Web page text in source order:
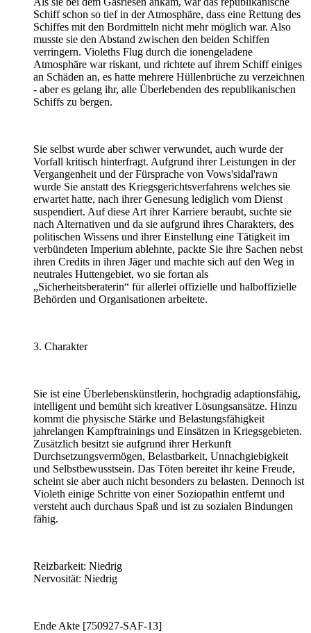
Schiff schon so tief in der Atmosphäre, dass eine Rettung des
Schiffes mit den Bordmitteln nicht mehr möglich war. Also
musste sie den Abstand zwischen den beiden Schiffen
verringern. Violeths Flug durch die ionengeladene
Atmosphäre war riskant, und richtete auf ihrem Schiff einiges
an Schäden an, es hatte mehrere Hüllenbrüche zu verzeichnen
- aber es gelang ihr, alle Überlebenden des republikanischen
Schiffs zu bergen.
Sie selbst wurde aber schwer verwundet, auch wurde der
Vorfall kritisch hinterfragt. Aufgrund ihrer Leistungen in der
Vergangenheit und der Fürsprache von Vows'sidal'rawn
wurde Sie anstatt des Kriegsgerichtsverfahrens welches sie
erwartet hatte, nach ihrer Genesung lediglich vom Dienst
suspendiert. Auf diese Art ihrer Karriere beraubt, suchte sie
nach Alternativen und da sie aufgrund ihres Charakters, des
politischen Wissens und ihrer Einstellung eine Tätigkeit im
verbündeten Imperium ablehnte, packte Sie ihre Sachen nebst
ihren Credits in ihren Jäger und machte sich auf den Weg in
neutrales Huttengebiet, wo sie fortan als
„Sicherheitsberaterin“ für allerlei offizielle und halboffizielle
Behörden und Organisationen arbeitete.
3. Charakter
Sie ist eine Überlebenskünstlerin, hochgradig adaptionsfähig,
intelligent und bemüht sich kreativer Lösungsansätze. Hinzu
kommt die physische Stärke und Belastungsfähigkeit
jahrelangen Kampftrainings und Einsätzen in Kriegsgebieten.
Zusätzlich besitzt sie aufgrund ihrer Herkunft
Durchsetzungsvermögen, Belastbarkeit, Unnachgiebigkeit
und Selbstbewusstsein. Das Töten bereitet ihr keine Freude,
scheint sie aber auch nicht besonders zu belasten. Dennoch ist
Violeth einige Schritte von einer Soziopathin entfernt und
versteht auch durchaus Spaß und ist zu sozialen Bindungen
fähig.
Reizbarkeit: Niedrig
Nervosität: Niedrig
Ende Akte [750927-SAF-13]